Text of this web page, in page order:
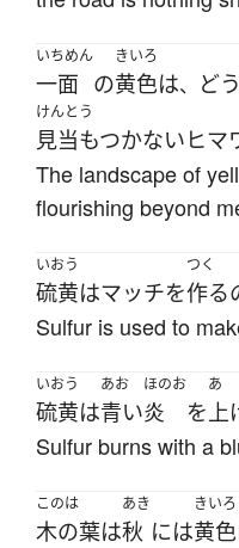
いちめん
一面 の
きいろ
黄色は、 どう
けんとう
見当もつかない ヒマ
The landscape of
flourishing beyond
いおう
硫黄はマッチを
つく
作る
Sulfur is used to
いおう
硫黄は
あお
青い
ほのお
炎 を
あ
上
Sulfur burns with a
このは
木の葉は
あき
秋 には
きいろ
黄色